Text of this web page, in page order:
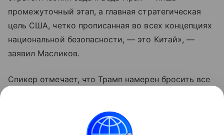
промежуточный этап, а главная стратегическая
цель США, четко прописанная во всех концепциях
национальной безопасности, — это Китай», —
заявил Масликов.
Спикер отмечает, что Трамп намерен бросить все